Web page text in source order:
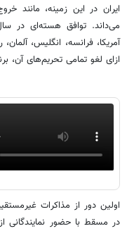
آمریکا، فرانسه، انگلیس،
ازای لغو تمامی تحریم‌های آن،
اولین دور از مذاکرات
در مسقط با حضور نمایندگانی